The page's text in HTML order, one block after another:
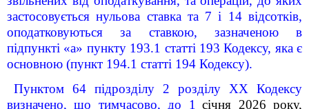
застосовується нульова ставка та 7 і 14 відсотків,
оподатковуються за ставкою, зазначеною в
підпункті «а» пункту 193.1 статті 193 Кодексу, яка є
основною (пункт 194.1 статті 194 Кодексу).
Пунктом 64 підрозділу 2 розділу ХХ Кодексу
визначено, що тимчасово, до 1
січня 2026 року,